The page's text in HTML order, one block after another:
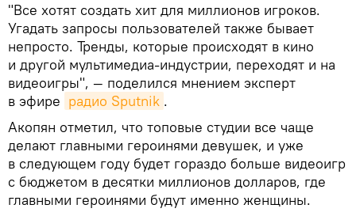
"Все хотят создать хит для миллионов игроков.
Угадать запросы пользователей также бывает
непросто. Тренды, которые происходят в кино
и другой мультимедиа-индустрии, переходят и на
видеоигры", — поделился мнением эксперт
в эфире радио Sputnik .
Акопян отметил, что топовые студии все чаще
делают главными героинями девушек, и уже
в следующем году будет гораздо больше видеоигр
с бюджетом в десятки миллионов долларов, где
главными героинями будут именно женщины.